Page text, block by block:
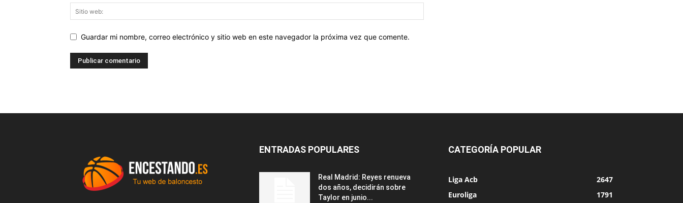
Guardar mi nombre, correo electrónico y sitio web en este navegador la próxima vez que comente.
ENTRADAS POPULARES
Real Madrid: Reyes renueva
dos años, decidirán sobre
Taylor en junio...
CATEGORÍA POPULAR
Liga Acb
2647
Euroliga
1791